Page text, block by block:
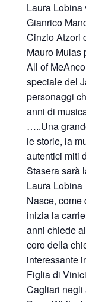
Laura Lobina
Gianrico
Cinzio Atzori
Mauro Mulas
All of
speciale del
personaggi
anni di
…..Una
le storie, la
autentici miti
Stasera sarà
Laura Lobina
Nasce,
inizia la
anni chiede
coro della
interessante
Figlia di
Cagliari negli